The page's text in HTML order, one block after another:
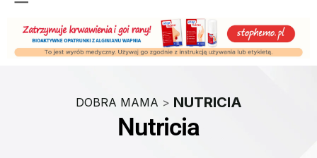
DOBRA MAMA > NUTRICIA
Nutricia